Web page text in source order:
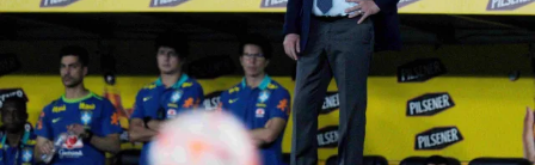
Americký fotbal
Baseball a softbal
Basketbal
NEPŘEHLÉDNĚTE
Soutěže
Historické návraty